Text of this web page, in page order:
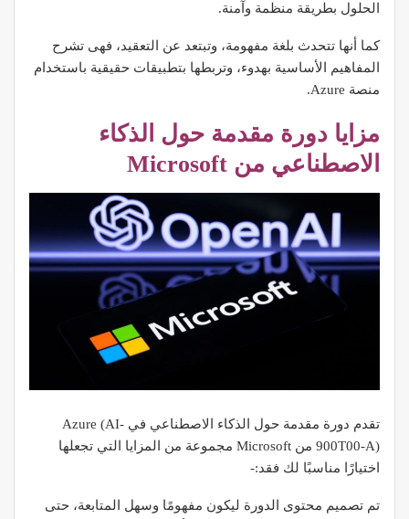
الحلول بطريقة منظمة وآمنة.
كما أنها تتحدث بلغة مفهومة، وتبتعد عن التعقيد، فهى تشرح
المفاهيم الأساسية بهدوء، وتربطها بتطبيقات حقيقية باستخدام
منصة Azure.
مزايا دورة مقدمة حول الذكاء
الاصطناعي من Microsoft
تقدم دورة مقدمة حول الذكاء الاصطناعي في Azure (AI-
900T00-A) من Microsoft مجموعة من المزايا التي تجعلها
اختيارًا مناسبًا لك فقد:-
تم تصميم محتوى الدورة ليكون مفهومًا وسهل المتابعة، حتى